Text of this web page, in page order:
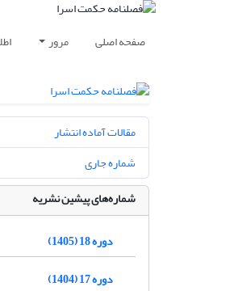
صفحه اصلی مرور
مقالات آماده انتشار
شماره جاری
شماره‌های پیشین نشریه
دوره 18 (1405)
دوره 17 (1404)